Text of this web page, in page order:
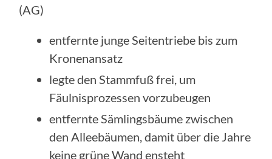
(AG)
entfernte junge Seitentriebe bis zum
Kronenansatz
legte den Stammfuß frei, um
Fäulnisprozessen vorzubeugen
entfernte Sämlingsbäume zwischen
den Alleebäumen, damit über die Jahre
keine grüne Wand ensteht